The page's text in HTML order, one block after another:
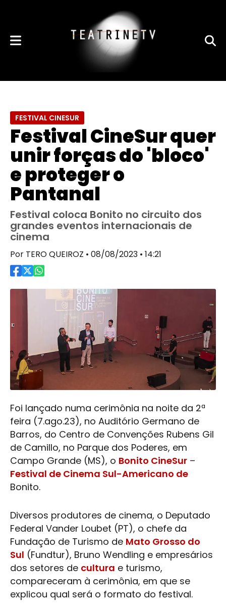
FESTIVAL CINESUR
Festival CineSur quer
unir forças do 'bloco'
e proteger o
Pantanal
Festival coloca Bonito no circuito dos
grandes eventos internacionais de
cinema
Por TERO QUEIROZ • 08/08/2023 • 14:21
Foi lançado numa cerimônia na noite da 2ª
feira (7.ago.23), no Auditório Germano de
Barros, do Centro de Convenções Rubens Gil
de Camillo, no Parque dos Poderes, em
Campo Grande (MS), o Bonito CineSur –
Festival de Cinema Sul-Americano de
Bonito.
Diversos produtores de cinema, o Deputado
Federal Vander Loubet (PT), o chefe da
Fundação de Turismo de Mato Grosso do
Sul (Fundtur), Bruno Wendling e empresários
dos setores de cultura e turismo,
compareceram à cerimônia, em que se
explicou qual será o formato do festival.